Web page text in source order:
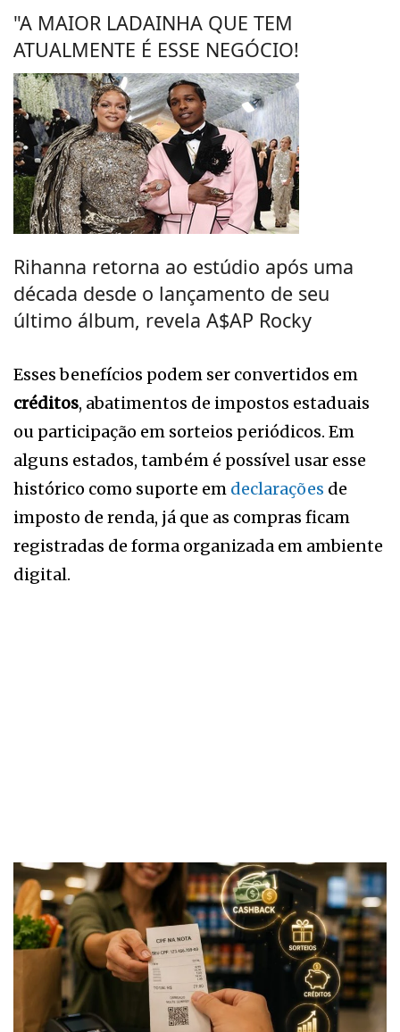
"A MAIOR LADAINHA QUE TEM
ATUALMENTE É ESSE NEGÓCIO!
Rihanna retorna ao estúdio após uma
década desde o lançamento de seu
último álbum, revela A$AP Rocky
Esses benefícios podem ser convertidos em
créditos, abatimentos de impostos estaduais
ou participação em sorteios periódicos. Em
alguns estados, também é possível usar esse
histórico como suporte em declarações de
imposto de renda, já que as compras ficam
registradas de forma organizada em ambiente
digital.